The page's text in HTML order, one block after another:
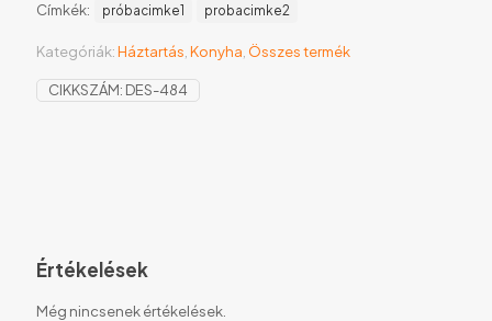
Címkék: próbacimke1 probacimke2
Kategóriák:Háztartás Konyha Összes termék
CIKKSZÁM: DES-484
Értékelések
Még nincsenek értékelések.